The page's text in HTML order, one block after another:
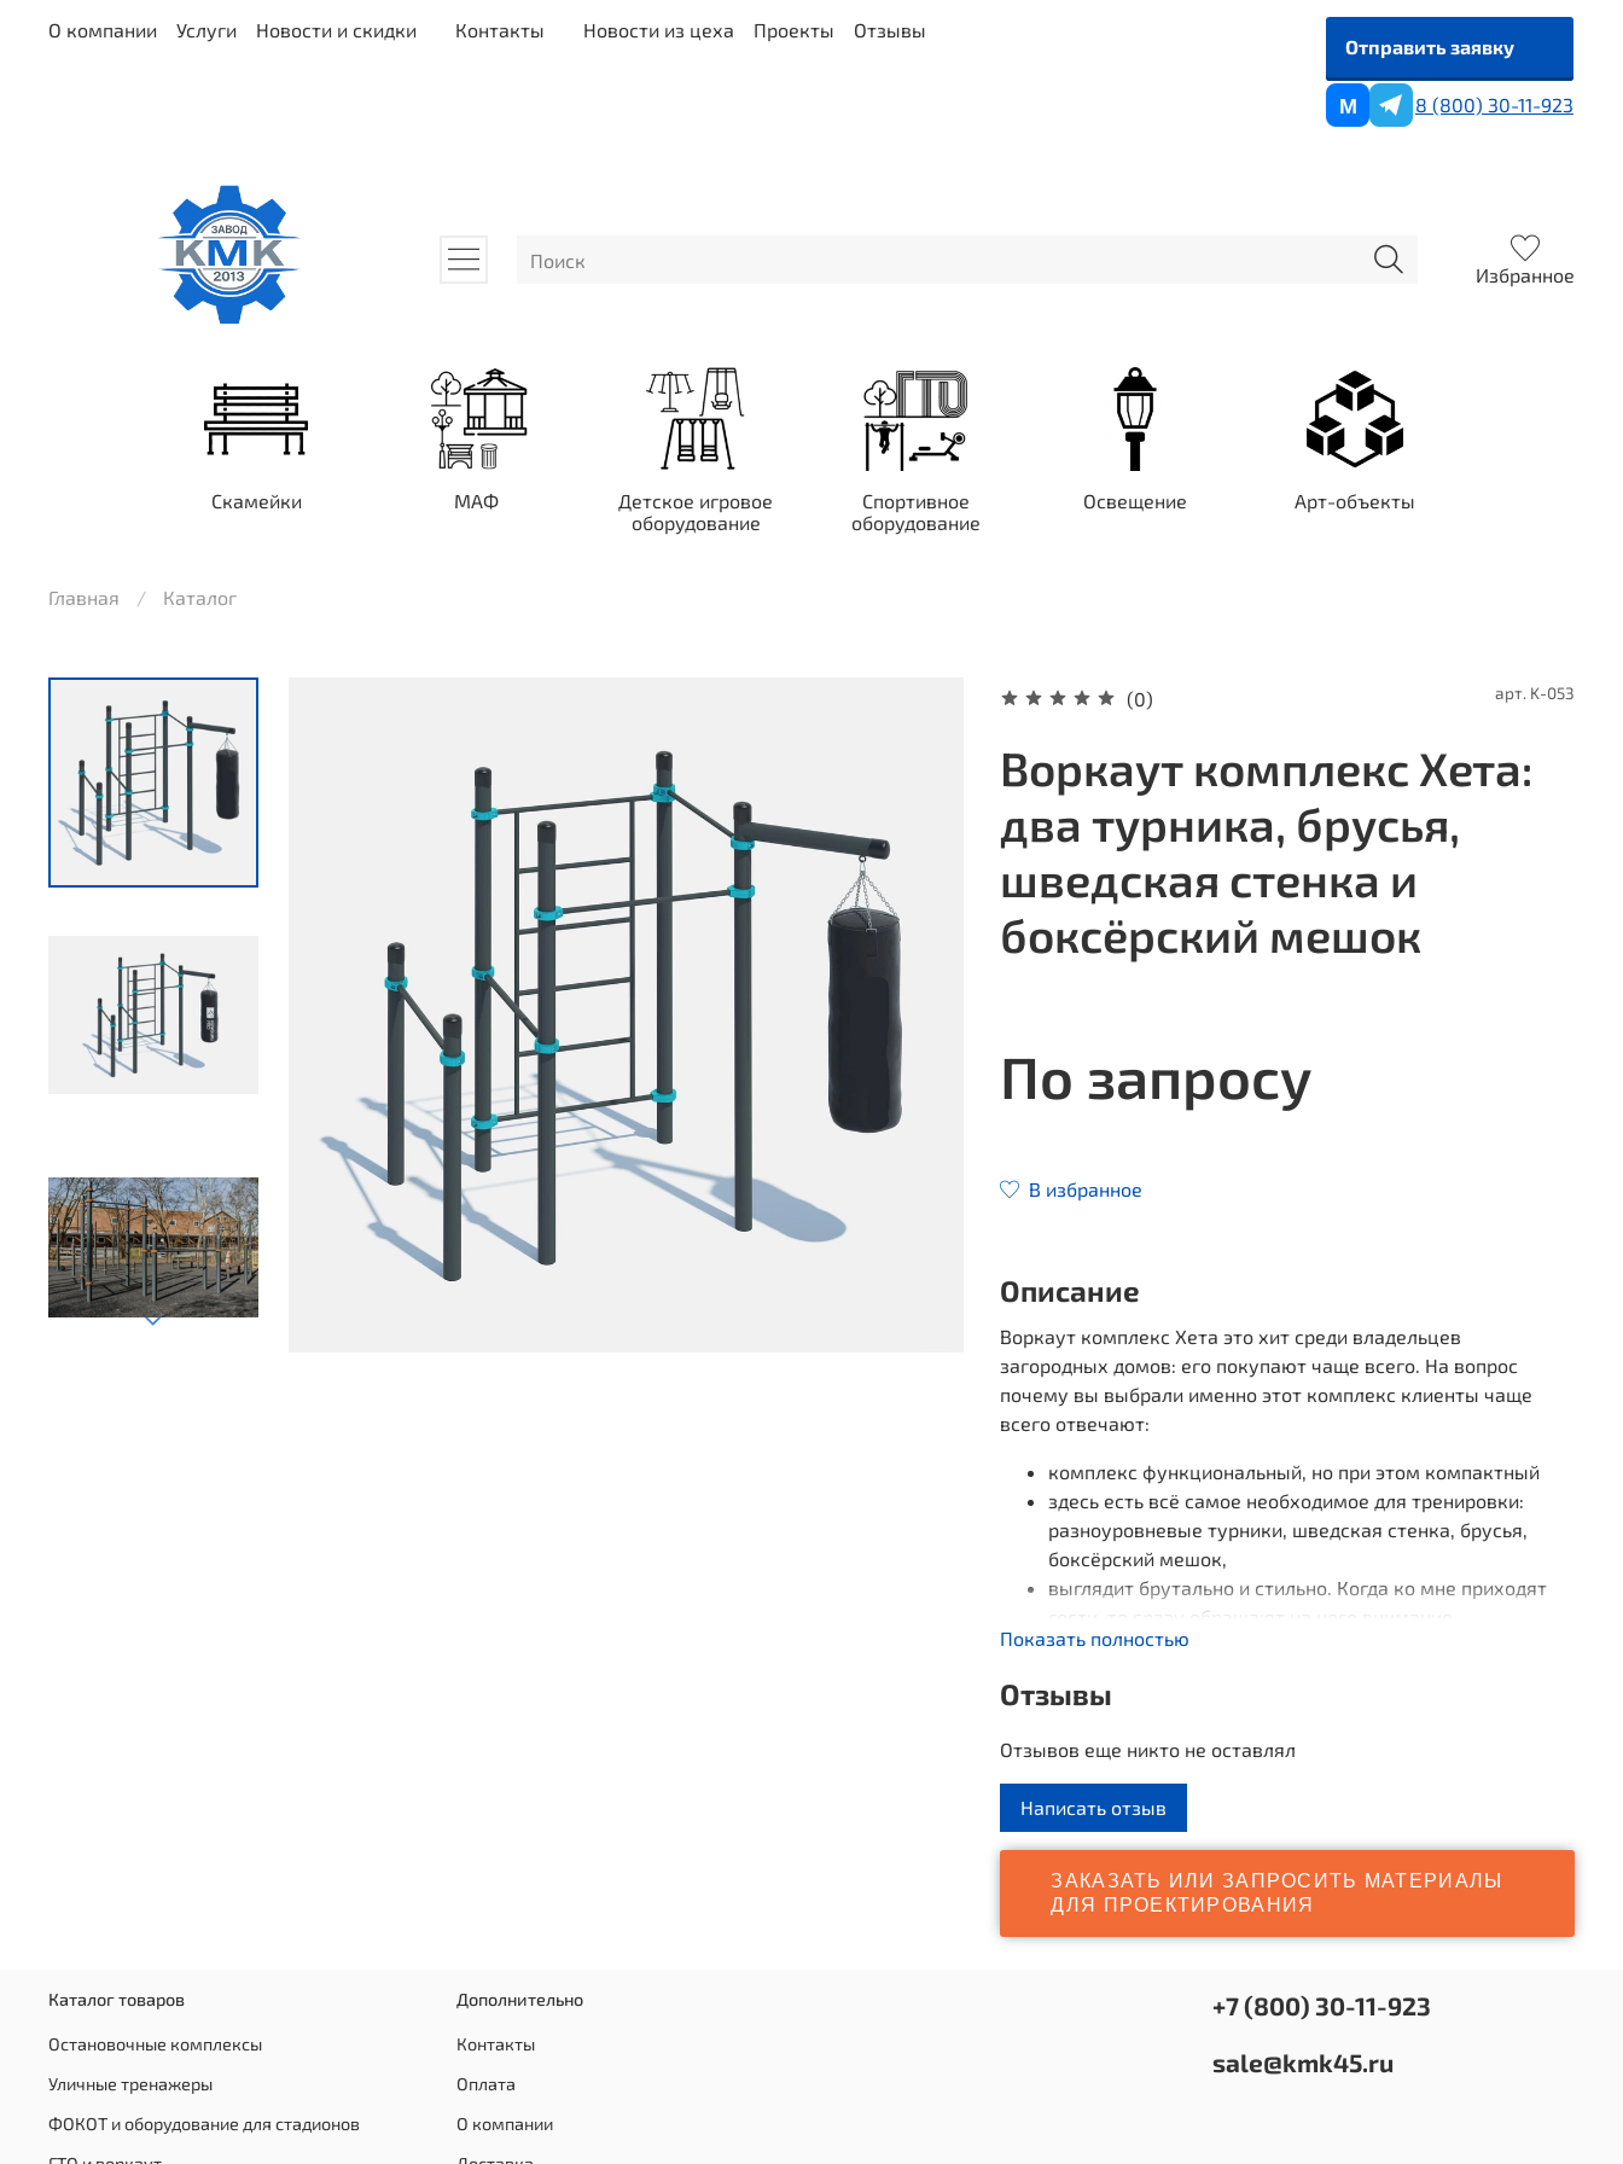
О компании Услуги Новости и скидки Контакты Новости из цеха Проекты Отзывы
Отправить заявку
M 8 (800) 30-11-923
Избранное
Скамейки МАФ
Детское игровое
оборудование
Спортивное
оборудование
Освещение Арт-объекты
Главная Каталог
(0) арт. K-053
Воркаут комплекс Хета:
два турника, брусья,
шведская стенка и
боксёрский мешок
По запросу
В избранное
Описание
Воркаут комплекс Хета это хит среди владельцев
загородных домов: его покупают чаще всего. На вопрос
почему вы выбрали именно этот комплекс клиенты чаще
всего отвечают:
комплекс функциональный, но при этом компактный
здесь есть всё самое необходимое для тренировки:
разноуровневые турники, шведская стенка, брусья,
боксёрский мешок,
выглядит брутально и стильно. Когда ко мне приходят
гости, то сразу обращают на него внимание.
столбам при помощи силуминовых хомутов.
Показать полностью
Отзывы
Отзывов еще никто не оставлял
Написать отзыв
ЗАКАЗАТЬ ИЛИ ЗАПРОСИТЬ МАТЕРИАЛЫ
ДЛЯ ПРОЕКТИРОВАНИЯ
Каталог товаров
Остановочные комплексы
Уличные тренажеры
ФОКОТ и оборудование для стадионов
Дополнительно
Контакты
Оплата
О компании
+7 (800) 30-11-923
sale@kmk45.ru